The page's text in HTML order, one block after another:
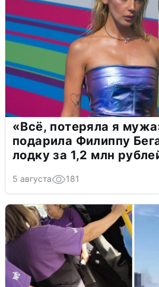
«Всё, потеряла я
подарила Филиппу
лодку за 1,2 млн
5 августа 181